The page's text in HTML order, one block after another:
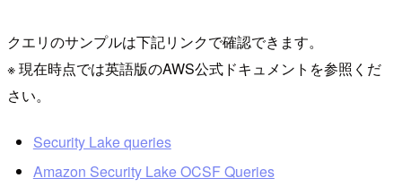
クエリのサンプルは下記リンクで確認できます。
※ 現在時点では英語版のAWS公式ドキュメントを参照くだ
さい。
Security Lake queries
Amazon Security Lake OCSF Queries